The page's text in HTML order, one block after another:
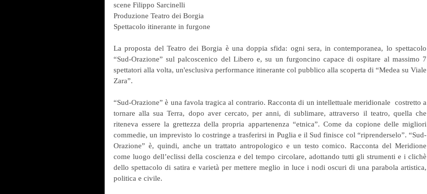
scene Filippo Sarcinelli
Produzione Teatro dei Borgia
Spettacolo itinerante in furgone
La proposta del Teatro dei Borgia è una doppia sfida: ogni sera, in contemporanea, lo spettacolo
“Sud-Orazione” sul palcoscenico del Libero e, su un furgoncino capace di ospitare al massimo 7
spettatori alla volta, un'esclusiva performance itinerante col pubblico alla scoperta di “Medea su Viale
Zara”.
“Sud-Orazione” è una favola tragica al contrario. Racconta di un intellettuale meridionale  costretto a
tornare alla sua Terra, dopo aver cercato, per anni, di sublimare, attraverso il teatro, quella che
riteneva essere la grettezza della propria appartenenza “etnica”. Come da copione delle migliori
commedie, un imprevisto lo costringe a trasferirsi in Puglia e il Sud finisce col “riprenderselo”. “Sud-
Orazione” è, quindi, anche un trattato antropologico e un testo comico. Racconta del Meridione
come luogo dell’eclissi della coscienza e del tempo circolare, adottando tutti gli strumenti e i clichè
dello spettacolo di satira e varietà per mettere meglio in luce i nodi oscuri di una parabola artistica,
politica e civile.